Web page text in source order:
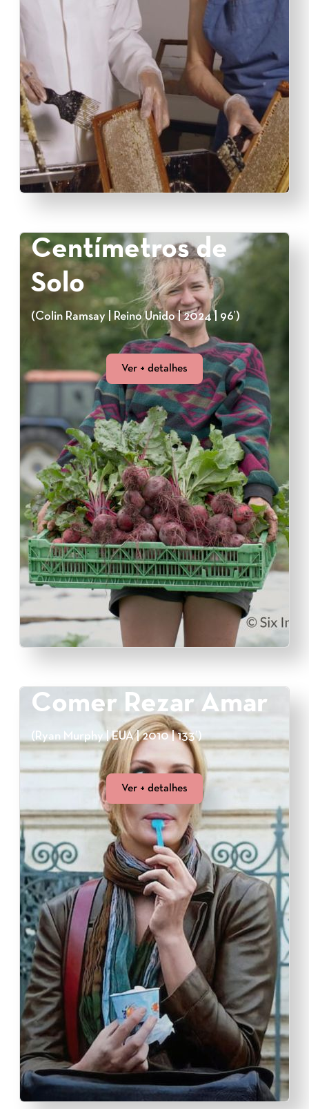
Centímetros de
Solo
(Colin Ramsay | Reino Unido | 2024 | 96’)
Ver + detalhes
Comer Rezar Amar
(Ryan Murphy | EUA | 2010 | 133’)
Ver + detalhes